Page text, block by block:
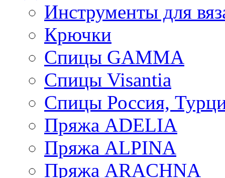
Инструменты для
Крючки
Спицы GAMMA
Спицы Visantia
Спицы Россия,
Пряжа ADELIA
Пряжа ALPINA
Пряжа ARACHNA